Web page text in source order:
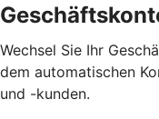
Wechsel Sie Ihr
dem automatischen
und -kunden.